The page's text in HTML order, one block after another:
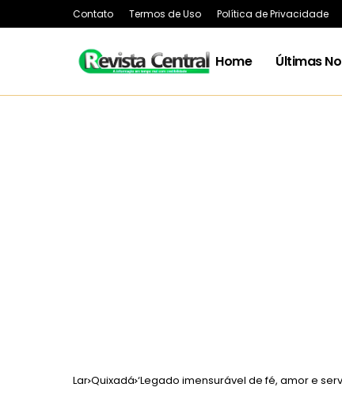
Contato Termos de Uso Política de Privacidade
Home Últimas
Lar Quixadá ‘Legado imensurável de fé, amor e